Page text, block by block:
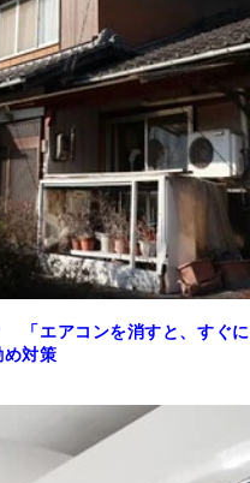
「エアコンを消すと、すぐに
め対策